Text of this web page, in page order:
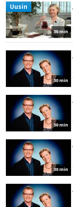
30 min
Uusin
30 min
30 min
30 min